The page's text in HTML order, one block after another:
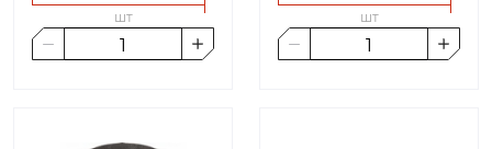
шт шт